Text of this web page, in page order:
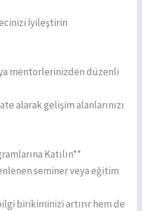
İyileştirin
mentorlerinizden düzenli
alarak gelişim alanlarınızı
Katılın**
seminer veya eğitim
birikiminizi artırır hem de